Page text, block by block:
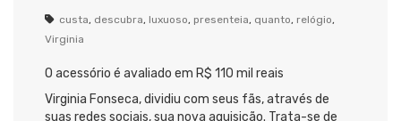
custa, descubra, luxuoso, presenteia, quanto, relógio,
Virginia
O acessório é avaliado em R$ 110 mil reais
Virginia Fonseca, dividiu com seus fãs, através de
suas redes sociais, sua nova aquisição. Trata-se de